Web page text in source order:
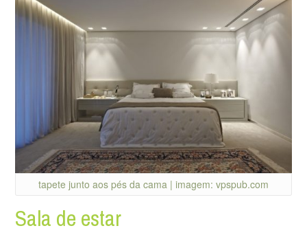
tapete junto aos pés da cama | imagem: vpspub.com
Sala de estar